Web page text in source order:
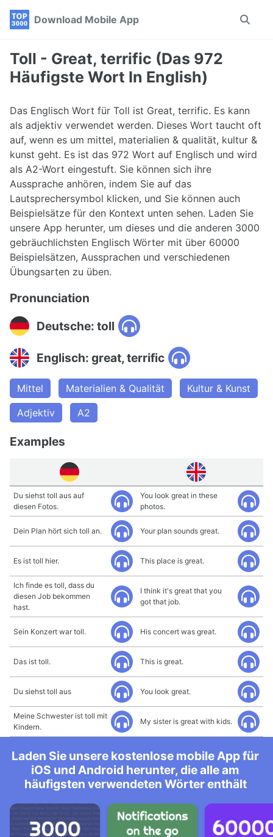
Skip
navigation
Skip
Skip
Download Mobile App
Toggle
Toll - Great, terrific (Das 972
Häufigste Wort In English)
Das Englisch Wort für Toll ist Great, terrific. Es kann
als adjektiv verwendet werden. Dieses Wort taucht oft
auf, wenn es um mittel, materialien & qualität, kultur &
kunst geht. Es ist das 972 Wort auf Englisch und wird
als A2-Wort eingestuft. Sie können sich ihre
Aussprache anhören, indem Sie auf das
Lautsprechersymbol klicken, und Sie können auch
Beispielsätze für den Kontext unten sehen. Laden Sie
unsere App herunter, um dieses und die anderen 3000
gebräuchlichsten Englisch Wörter mit über 60000
Beispielsätzen, Aussprachen und verschiedenen
Übungsarten zu üben.
Pronunciation
Deutsche: toll
Englisch: great, terrific
Mittel Materialien & Qualität
Kultur & Kunst
Adjektiv
A2
Examples
Du siehst toll aus auf
diesen Fotos.
You look great in these
photos.
Dein Plan hört sich toll an. Your plan sounds great.
Es ist toll hier. This place is great.
Ich finde es toll, dass du
diesen Job bekommen
hast.
I think it's great that you
got that job.
Sein Konzert war toll. His concert was great.
Das ist toll. This is great.
Du siehst toll aus You look great.
Meine Schwester ist toll mit
Kindern.
My sister is great with kids.
Laden Sie unsere kostenlose mobile App für
iOS und Android herunter, die alle am
häufigsten verwendeten Wörter enthält